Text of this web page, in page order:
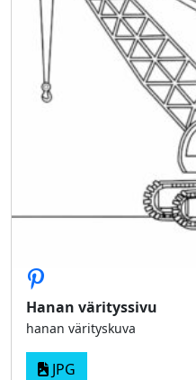
Hanan värityssivu
hanan värityskuva
JPG